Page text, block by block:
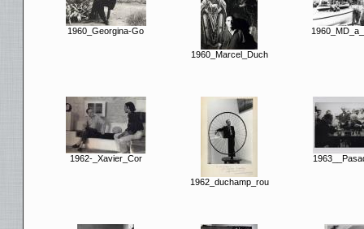
1960_Georgina-Go
1960_Marcel_Duch
1962-_Xavier_Cor
1962_duchamp_rou